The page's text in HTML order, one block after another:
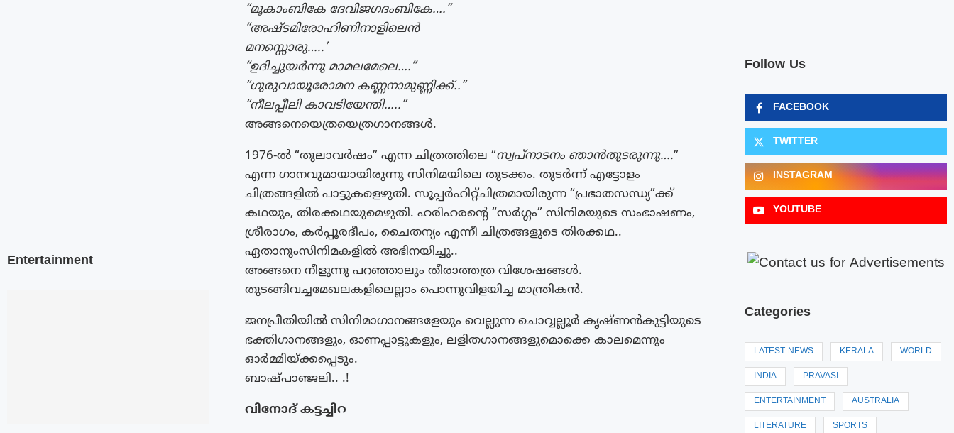
“മൂകാംബികേ ദേവിജഗദംബികേ….”
“അഷ്ടമിരോഹിണിനാളിലെൻ
മനസ്സൊരു…..’
“ഉദിച്ചുയർന്നു മാമലമേലെ….”
“ഗുരുവായൂരോമന കണ്ണനാമുണ്ണിക്ക്..”
“നീലപ്പീലി കാവടിയേന്തി…..”
അങ്ങനെയെത്രയെത്രഗാനങ്ങൾ.
1976-ൽ “തുലാവർഷം” എന്ന ചിത്രത്തിലെ “സ്വപ്നാടനം ഞാൻതുടരുന്നു….”
എന്ന ഗാനവുമായായിരുന്നു സിനിമയിലെ തുടക്കം. തുടർന്ന് എട്ടോളം
ചിത്രങ്ങളിൽ പാട്ടുകളെഴുതി. സൂപ്പർഹിറ്റ്ചിത്രമായിരുന്ന “പ്രഭാതസന്ധ്യ”ക്ക്
കഥയും, തിരക്കഥയുമെഴുതി. ഹരിഹരന്റെ “സർഗ്ഗം” സിനിമയുടെ സംഭാഷണം,
ശ്രീരാഗം, കർപ്പൂരദീപം, ചൈതന്യം എന്നീ ചിത്രങ്ങളുടെ തിരക്കഥ..
ഏതാനുംസിനിമകളിൽ അഭിനയിച്ചു..
അങ്ങനെ നീളുന്നു പറഞ്ഞാലും തീരാത്തത്ര വിശേഷങ്ങൾ.
തുടങ്ങിവച്ചമേഖലകളിലെല്ലാം പൊന്നുവിളയിച്ച മാന്ത്രികൻ.
ജനപ്രീതിയിൽ സിനിമാഗാനങ്ങളേയും വെല്ലുന്ന ചൊവ്വല്ലൂർ കൃഷ്ണൻകുട്ടിയുടെ
ഭക്തിഗാനങ്ങളും, ഓണപ്പാട്ടുകളും, ലളിതഗാനങ്ങളുമൊക്കെ കാലമെന്നും
ഓർമ്മിയ്ക്കപ്പെടും.
ബാഷ്പാഞ്ജലി.. .!
വിനോദ് കട്ടച്ചിറ
Follow Us
FACEBOOK
TWITTER
INSTAGRAM
YOUTUBE
Categories
LATEST NEWS KERALA WORLD
INDIA PRAVASI
ENTERTAINMENT AUSTRALIA
LITERATURE SPORTS
Entertainment